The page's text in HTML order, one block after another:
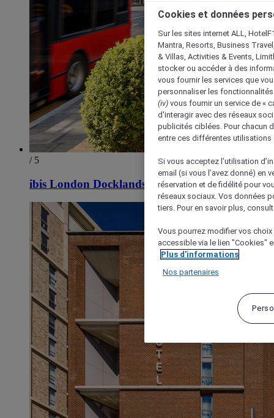
/ 5
ibis London Docklands Canary Wharf
Cookies et données
Sur les sites internet ALL,
Mantra, Resorts, Business
& Villas, Activities & Events,
stocker ou accéder à des
vous fournir les services que
personnaliser les
(iv) vous fournir un service de «
d'interagir avec des réseaux
publicités ciblées. Pour chacun
entre ces différentes utilisations
Si vous acceptez l’utilisation
email (si vous l’avez donné) en
réservation et de fidélité pour
réseaux sociaux. Vos données
tiers. Pour en savoir plus,
Vous pourrez modifier vos
accessible via le lien "Cookies"
Plus d'informations
Nos partenaires